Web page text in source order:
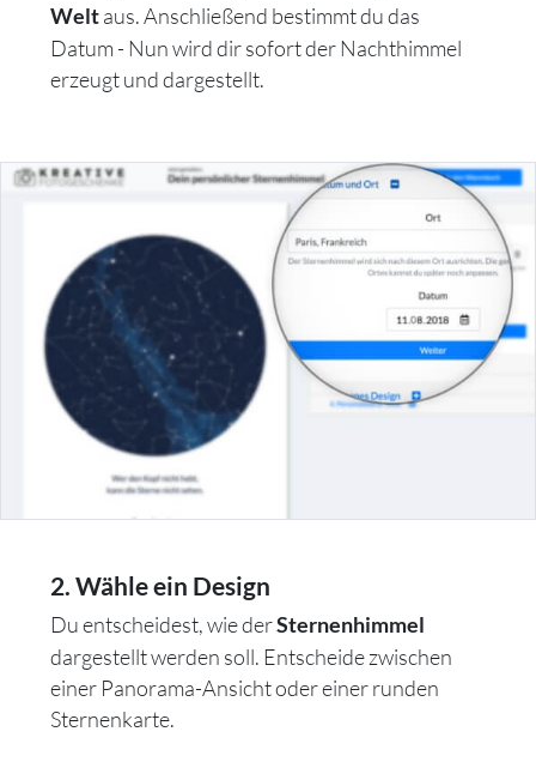
Weltaus. Anschließend bestimmt du das
Datum - Nun wird dir sofort der Nachthimmel
erzeugt und dargestellt.
2. Wähle ein Design
Du entscheidest, wie derSternenhimmel
dargestellt werden soll. Entscheide zwischen
einer Panorama-Ansicht oder einer runden
Sternenkarte.